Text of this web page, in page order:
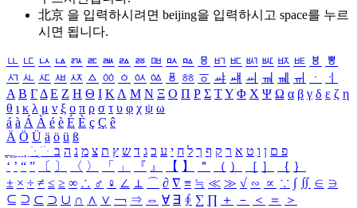
北京 을 입력하시려면 beijing을 입력하시고 space를 누르
시면 됩니다.
ㅥ ㅦ ㅧ ㅨ ㅩ ㅪ ㅫ ㅬ ㅭ ㅮ ㅯ ㅰ ㅱ ㅲ ㅳ ㅴ ㅵ ㅶ ㅷ ㅸ
ㅹ
ㅺ ㅻ ㅼ ㅽ ㅾ ㅿ ㆀ ㆁ ㆂ ㆃ ㆄ ㆅ ㆆ ㆇ ㆈ ㆉ ㆊ ㆋ ㆌ ㆍ
ㆎ
Α Β ΓΔ Ε Ζ Η Θ Ι ΚΛ Μ Ν Ξ Ο Π Ρ Σ ΤΥ Φ Χ Ψ Ω α β γ δ ε ζ η
θ ι κ λ μ ν ξ ο π ρ σ τ υ φ χ ψ ω
á à Á À é è É È ç Ç ê
Ä Ö Ü ä ö ü ß
ִֶֹ ֻּ ׁׂ פ ם ן ו ט א ר ק ף ך ל ח י ע כ ג ד ש ץ ת צ מ נ ה ב
‘ ’ “ ” 〔 〕 〈 〉 「 」 『 』 【 】 ＂ （ ） ［ ］ ｛ ｝
± × ÷ ≠ ≤ ≥ ∞ ∴ ♂ ♀ ∠ ⊥ ⌒ ∂ ∇ ≡ ≒ ≪ ≫ √ ∽ ∝ ∵ ∫ ∬ ∈ ∋
⊆ ⊇ ⊂ ⊃ ∪ ∩ ∧ ∨ ￢ ⇒ ⇔ ∀ ∃ ∮ ∑ ∏ ＋ － ＜ ＝
＞